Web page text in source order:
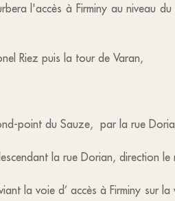
l'accès à Firminy au niveau
Riez puis la tour de Varan,
point du Sauze, par la rue
la rue Dorian, direction
la voie d’ accès à Firminy sur